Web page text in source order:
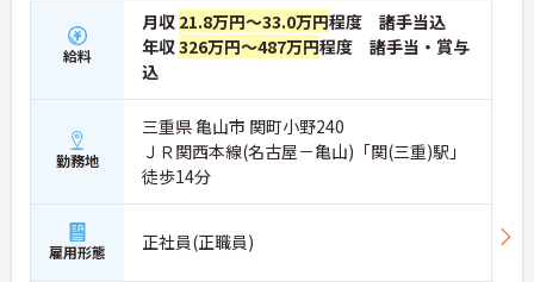
給料
月収 21.8万円～33.0万円程度 諸手当込
年収326万円～487万円程度 諸手当・賞与
込
勤務地
三重県 亀山市 関町小野240
ＪＲ関西本線(名古屋－亀山)「関(三重)駅」
徒歩14分
雇用形態 正社員(正職員)